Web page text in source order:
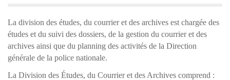
La division des études, du courrier et des archives est chargée des
études et du suivi des dossiers, de la gestion du courrier et des
archives ainsi que du planning des activités de la Direction
générale de la police nationale.
La Division des Études, du Courrier et des Archives comprend :